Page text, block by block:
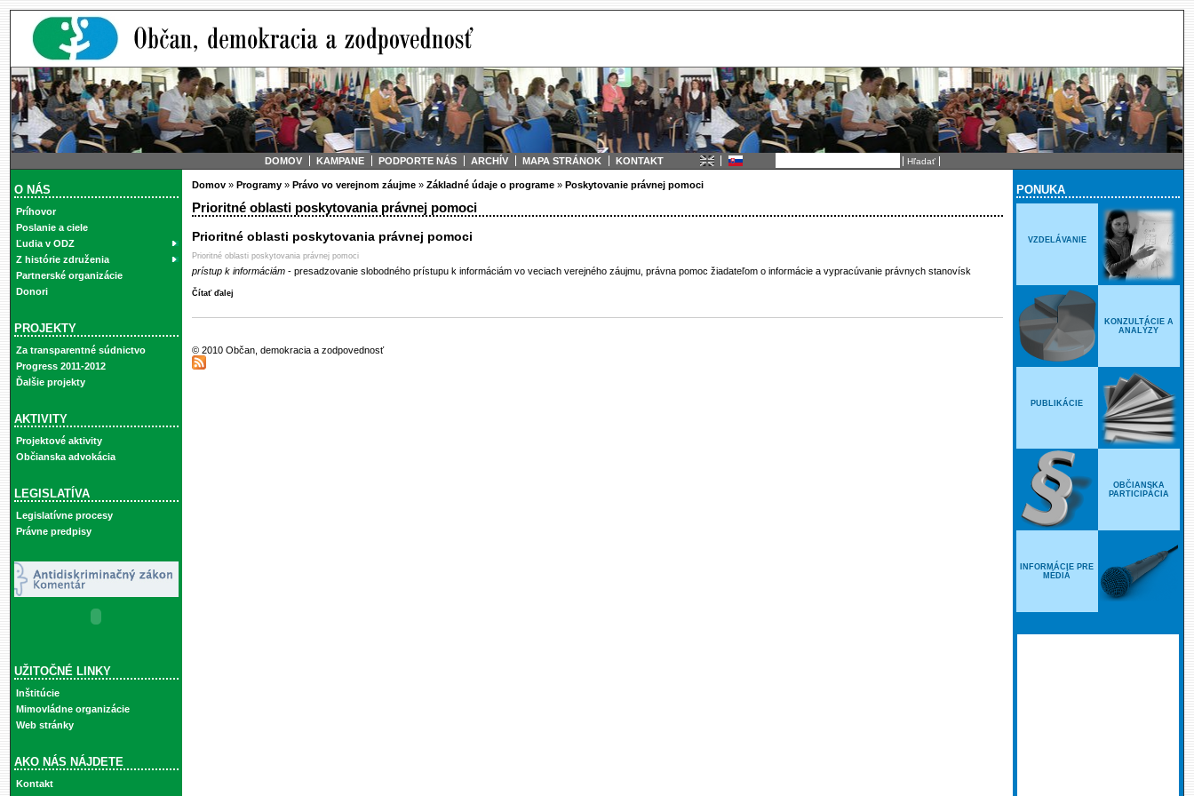
DOMOV KAMPANE PODPORTE NÁS ARCHÍV MAPA STRÁNOK KONTAKT
O NÁS
Príhovor
Poslanie a ciele
Ľudia v ODZ
Z histórie združenia
Partnerské organizácie
Donori
PROJEKTY
Za transparentné súdnictvo
Progress 2011-2012
Ďalšie projekty
AKTIVITY
Projektové aktivity
Občianska advokácia
LEGISLATÍVA
Legislatívne procesy
Právne predpisy
UŽITOČNÉ LINKY
Inštitúcie
Mimovládne organizácie
Web stránky
AKO NÁS NÁJDETE
Kontakt
Domov» Programy» Právo vo verejnom záujme» Základné údaje o programe» Poskytovanie právnej pomoci
Prioritné oblasti poskytovania právnej pomoci
Prioritné oblasti poskytovania právnej pomoci
Prioritné oblasti poskytovania právnej pomoci
prístup k informáciám- presadzovanie slobodného prístupu k informáciám vo veciach verejného záujmu, právna pomoc žiadateľom o informácie a vypracúvanie právnych stanovísk
Čítať ďalej
© 2010 Občan, demokracia a zodpovednosť
PONUKA
VZDELÁVANIE
KONZULTÁCIE A
ANALÝZY
PUBLIKÁCIE
OBČIANSKA
PARTICIPÁCIA
INFORMÁCIE PRE
MÉDIÁ